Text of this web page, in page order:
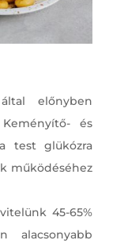
előnyben
Keményítő- és
test glükózra
működéséhez
45-65%
alacsonyabb